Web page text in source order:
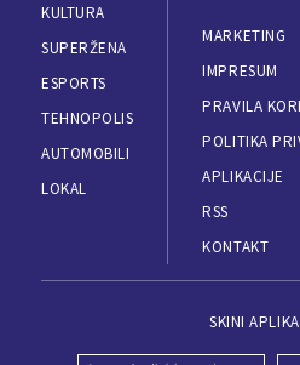
KULTURA
SUPERŽENA
ESPORTS
TEHNOPOLIS
AUTOMOBILI
LOKAL
MARKETING
IMPRESUM
PRAVILA
POLITIKA
APLIKACIJE
RSS
KONTAKT
SKINI